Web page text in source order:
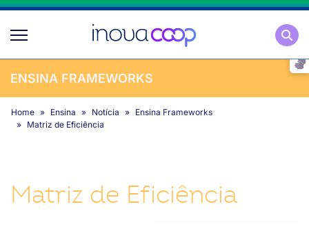
ENSINA FRAMEWORKS
Home Ensina Notícia
Ensina Frameworks
Matriz de Eficiência
Matriz de Eficiência